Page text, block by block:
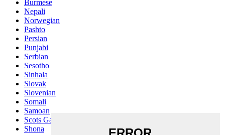
Burmese
Nepali
Norwegian
Pashto
Persian
Punjabi
Serbian
Sesotho
Sinhala
Slovak
Slovenian
Somali
Samoan
Scots Gaelic
Shona